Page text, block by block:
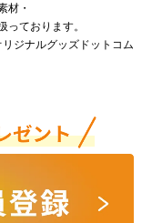
材・
っております。
ジナルグッズドットコム